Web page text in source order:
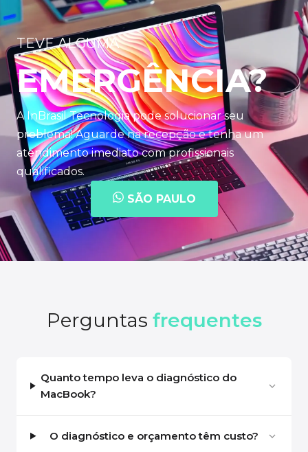
TEVE ALGUMA
EMERGÊNCIA?
A InBrasil Tecnologia pode solucionar seu
problema! Aguarde na recepção e tenha um
atendimento imediato com profissionais
qualificados.
SÃO PAULO
Perguntas frequentes
Quanto tempo leva o diagnóstico do
MacBook?
O diagnóstico e orçamento têm custo?